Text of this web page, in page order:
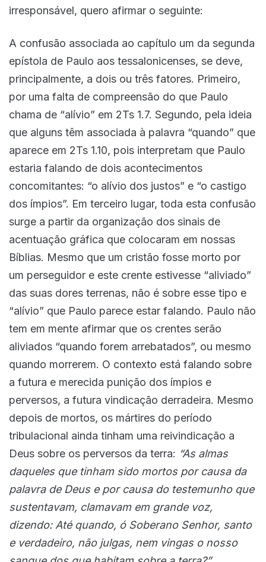
irresponsável, quero afirmar o seguinte:
A confusão associada ao capítulo um da segunda
epístola de Paulo aos tessalonicenses, se deve,
principalmente, a dois ou três fatores. Primeiro,
por uma falta de compreensão do que Paulo
chama de “alívio” em 2Ts 1.7. Segundo, pela ideia
que alguns têm associada à palavra “quando” que
aparece em 2Ts 1.10, pois interpretam que Paulo
estaria falando de dois acontecimentos
concomitantes: “o alívio dos justos” e “o castigo
dos ímpios”. Em terceiro lugar, toda esta confusão
surge a partir da organização dos sinais de
acentuação gráfica que colocaram em nossas
Bíblias. Mesmo que um cristão fosse morto por
um perseguidor e este crente estivesse “aliviado”
das suas dores terrenas, não é sobre esse tipo e
“alívio” que Paulo parece estar falando. Paulo não
tem em mente afirmar que os crentes serão
aliviados “quando forem arrebatados”, ou mesmo
quando morrerem. O contexto está falando sobre
a futura e merecida punição dos ímpios e
perversos, a futura vindicação derradeira. Mesmo
depois de mortos, os mártires do período
tribulacional ainda tinham uma reivindicação a
Deus sobre os perversos da terra: “As almas
daqueles que tinham sido mortos por causa da
palavra de Deus e por causa do testemunho que
sustentavam, clamavam em grande voz,
dizendo: Até quando, ó Soberano Senhor, santo
e verdadeiro, não julgas, nem vingas o nosso